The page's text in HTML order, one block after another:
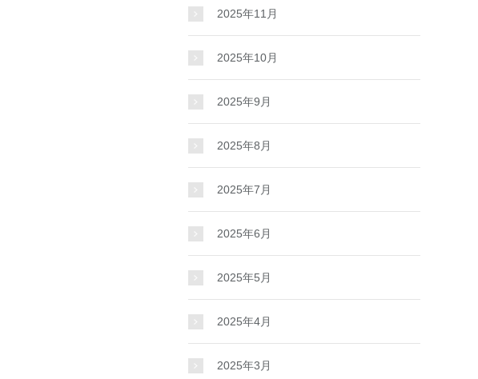
2025年11月
2025年10月
2025年9月
2025年8月
2025年7月
2025年6月
2025年5月
2025年4月
2025年3月